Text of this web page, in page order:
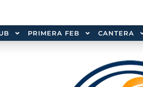
PRIMERA FEB CANTERA